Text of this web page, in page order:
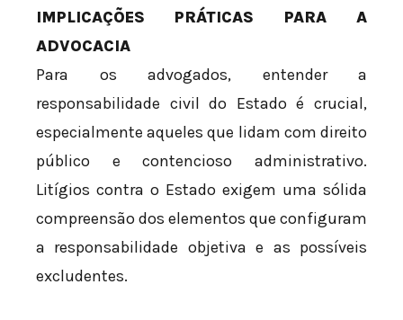
IMPLICAÇÕES PRÁTICAS PARA A
ADVOCACIA
Para os advogados, entender a
responsabilidade civil do Estado é crucial,
especialmente aqueles que lidam com direito
público e contencioso administrativo.
Litígios contra o Estado exigem uma sólida
compreensão dos elementos que configuram
a responsabilidade objetiva e as possíveis
excludentes.